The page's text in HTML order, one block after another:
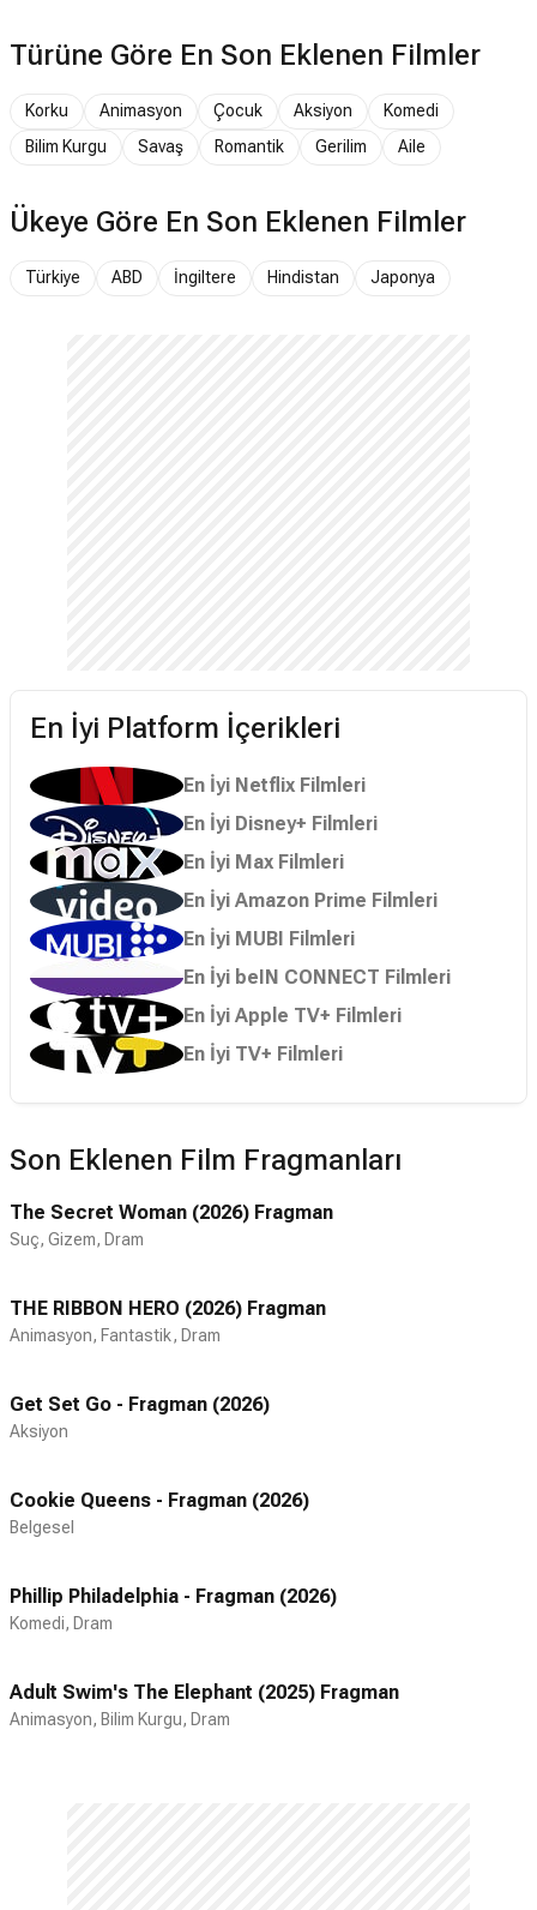
Türüne Göre En Son Eklenen Filmler
Korku Animasyon Çocuk Aksiyon
Komedi
Bilim Kurgu
Savaş Romantik Gerilim Aile
Ükeye Göre En Son Eklenen Filmler
Türkiye ABD İngiltere Hindistan Japonya
En İyi Platform İçerikleri
En İyi Netflix Filmleri
En İyi Disney+ Filmleri
En İyi Max Filmleri
En İyi Amazon Prime Filmleri
En İyi MUBI Filmleri
En İyi beIN CONNECT Filmleri
En İyi Apple TV+ Filmleri
En İyi TV+ Filmleri
Son Eklenen Film Fragmanları
The Secret Woman (2026) Fragman
Suç, Gizem, Dram
THE RIBBON HERO (2026) Fragman
Animasyon, Fantastik, Dram
Get Set Go - Fragman (2026)
Aksiyon
Cookie Queens - Fragman (2026)
Belgesel
Phillip Philadelphia - Fragman (2026)
Komedi, Dram
Adult Swim's The Elephant (2025) Fragman
Animasyon, Bilim Kurgu, Dram